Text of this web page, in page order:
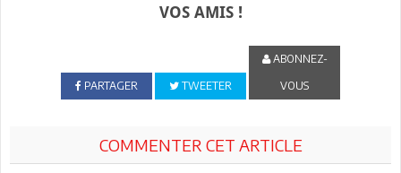
VOS AMIS !
PARTAGER TWEETER
ABONNEZ-
VOUS
COMMENTER CET ARTICLE